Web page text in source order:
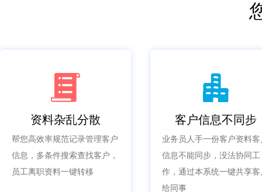
资料杂乱分散
帮您高效率规范记录管理客户
信息，多条件搜索查找客户，
员工离职资料一键转移
客户信息不同步
业务员人手一份客户资料客
信息不能同步，没法协同工
作，通过本系统一键共享客
给同事